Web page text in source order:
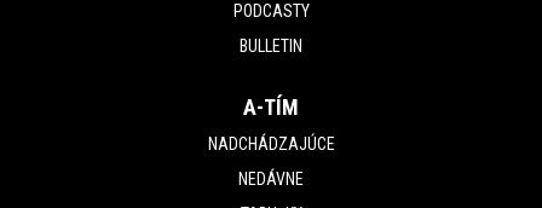
PODCASTY
BULLETIN
A-TÍM
NADCHÁDZAJÚCE
NEDÁVNE